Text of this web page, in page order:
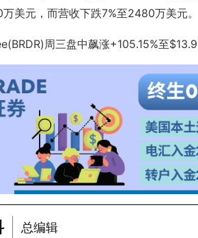
美元，而营收下跌7%至2480万美元。
周三盘中飙涨+105.15%至
总编辑